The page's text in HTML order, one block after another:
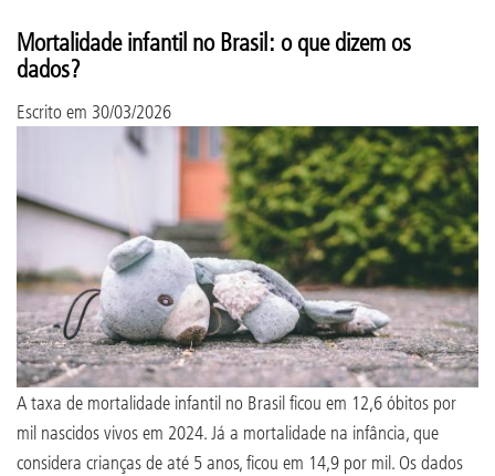
Mortalidade infantil no Brasil: o que dizem os
dados?
Escrito em 30/03/2026
A taxa de mortalidade infantil no Brasil ficou em 12,6 óbitos por
mil nascidos vivos em 2024. Já a mortalidade na infância, que
considera crianças de até 5 anos, ficou em 14,9 por mil. Os dados